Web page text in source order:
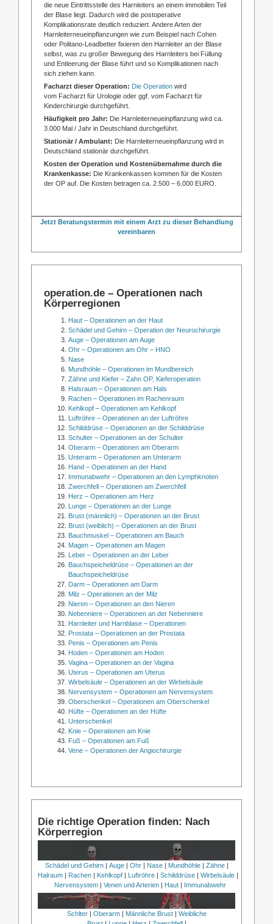
die neue Eintrittsstelle des Harnleiters an einem immobilen Teil
der Blase liegt. Dadurch wird die postoperative
Komplikationsrate deutlich reduziert. Andere Arten der
Harnleiterneueinpflanzungen wie zum Beispiel nach Cohen
oder Politano-Leadbetter fixieren den Harnleiter an der Blase
selbst, was zu großer Bewegung des Harnleiters bei Füllung
und Entleerung der Blase führt und so Komplikationen nach
sich ziehen kann.
Facharzt dieser Operation: Die Operationwird
vom Facharzt für Urologie oder ggf. vom Facharzt für
Kinderchirurgie durchgeführt.
Häufigkeit pro Jahr: Die Harnleiterneueinpflanzung wird ca.
3.000 Mal / Jahr in Deutschland durchgeführt.
Stationär / Ambulant: Die Harnleiterneueinpflanzung wird in
Deutschland stationär durchgeführt.
Kosten der Operation und Kostenübernahme durch die
Krankenkasse: Die Krankenkassen kommen für die Kosten
der OP auf. Die Kosten betragen ca. 2.500 – 6.000 EURO.
Jetzt Beratungstermin mit einem Arzt zu dieser Behandlung
vereinbaren
operation.de – Operationen nach
Körperregionen
Haut – Operationen an der Haut
Schädel und Gehirn – Operation der Neurochirurgie
Auge – Operationen am Auge
Ohr – Operationen am Ohr – HNO
Nase
Mundhöhle – Operationen im Mundbereich
Zähne und Kiefer – Zahn OP, Kieferoperation
Halsraum – Operationen am Hals
Rachen – Operationen im Rachenraum
Kehlkopf – Operationen am Kehlkopf
Luftröhre – Operationen an der Luftröhre
Schilddrüse – Operationen an der Schilddrüse
Schulter – Operationen an der Schulter
Oberarm – Operationen am Oberarm
Unterarm – Operationen am Unterarm
Hand – Operationen an der Hand
Immunabwehr – Operationen an den Lymphknoten
Zwerchfell – Operationen am Zwerchfell
Herz – Operationen am Herz
Lunge – Operationen an der Lunge
Brust (männlich) – Operationen an der Brust
Brust (weiblich) – Operationen an der Brust
Bauchmuskel – Operationen am Bauch
Magen – Operationen am Magen
Leber – Operationen an der Leber
Bauchspeicheldrüse – Operationen an der
Bauchspeicheldrüse
Darm – Operationen am Darm
Milz – Operationen an der Milz
Nieren – Operationen an den Nieren
Nebenniere – Operationen an der Nebenniere
Harnleiter und Harnblase – Operationen
Prostata – Operationen an der Prostata
Penis – Operationen am Penis
Hoden – Operationen am Hoden
Vagina – Operationen an der Vagina
Uterus – Operationen am Uterus
Wirbelsäule – Operationen an der Wirbelsäule
Nervensystem – Operationen am Nervensystem
Oberschenkel – Operationen am Oberschenkel
Hüfte – Operationen an der Hüfte
Unterschenkel
Knie – Operationen am Knie
Fuß – Operationen am Fuß
Vene – Operationen der Angiochirurgie
Die richtige Operation finden: Nach
Körperregion
Schädel und Gehirn| Auge| Ohr| Nase| Mundhöhle| Zähne|
Halraum
Rachen Kehlkopf Luftröhre Schilddrüse Wirbelsäule
Nervensystem
Venen und Arterien Haut Immunabwehr
Schlter| Oberarm| Männliche Brust| Weibliche